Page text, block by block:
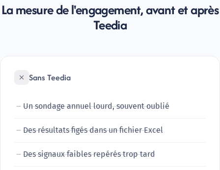
La mesure de l'engagement, avant et après
Teedia
Sans Teedia
Un sondage annuel lourd, souvent oublié
Des résultats figés dans un fichier Excel
Des signaux faibles repérés trop tard